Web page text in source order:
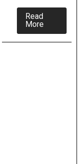
Read
More
Un
24